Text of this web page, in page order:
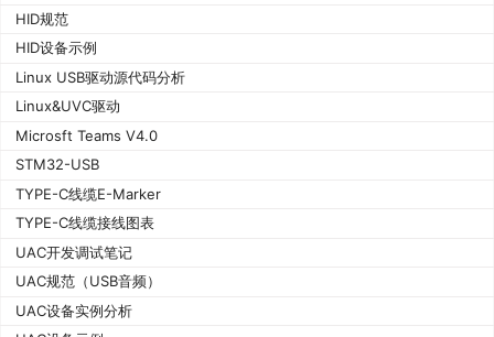
HID规范
HID设备示例
Linux USB驱动源代码分析
Linux&UVC驱动
Microsft Teams V4.0
STM32-USB
TYPE-C线缆E-Marker
TYPE-C线缆接线图表
UAC开发调试笔记
UAC规范（USB音频）
UAC设备实例分析